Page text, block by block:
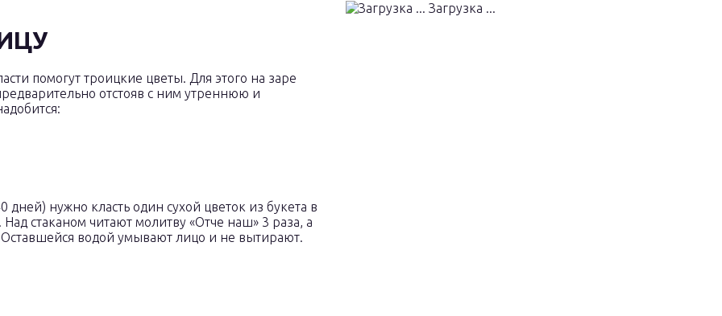
помогут троицкие цветы. Для этого на заре
отстояв с ним утреннюю и
нужно класть один сухой цветок из букета в
стаканом читают молитву «Отче наш» 3 раза, а
водой умывают лицо и не вытирают.
Загрузка ...